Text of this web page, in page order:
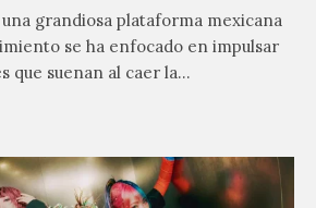
grandiosa plataforma mexicana
se ha enfocado en impulsar
que suenan al caer la…